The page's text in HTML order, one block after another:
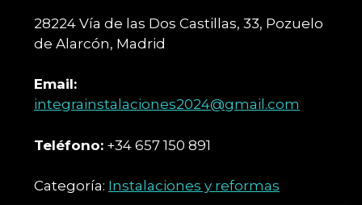
28224 Vía de las Dos Castillas, 33, Pozuelo
de Alarcón, Madrid
Email:
integrainstalaciones2024@gmail.com
Teléfono: +34 657 150 891
Categoría: Instalaciones y reformas